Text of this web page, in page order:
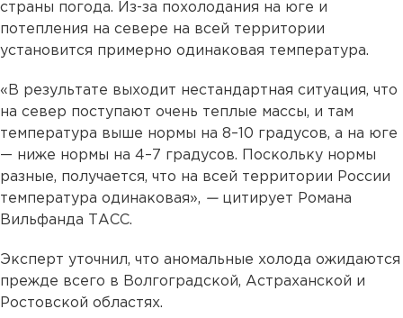
страны погода. Из-за похолодания на юге и
потепления на севере на всей территории
установится примерно одинаковая температура.
«В результате выходит нестандартная ситуация, что
на север поступают очень теплые массы, и там
температура выше нормы на 8–10 градусов, а на юге
— ниже нормы на 4–7 градусов. Поскольку нормы
разные, получается, что на всей территории России
температура одинаковая», —цитирует Романа
Вильфанда ТАСС.
Эксперт уточнил, что аномальные холода ожидаются
прежде всего в Волгоградской, Астраханской и
Ростовской областях.